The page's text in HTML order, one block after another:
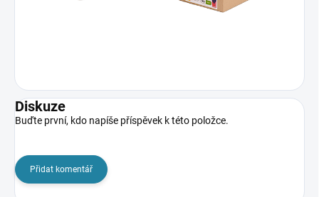
Diskuze
Buďte první, kdo napíše příspěvek k této položce.
Přidat komentář